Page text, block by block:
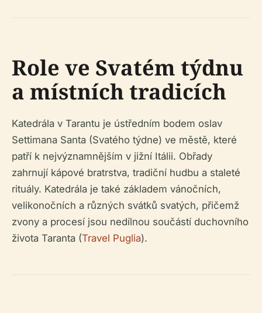
Role ve Svatém týdnu
a místních tradicích
Katedrála v Tarantu je ústředním bodem oslav
Settimana Santa (Svatého týdne) ve městě, které
patří k nejvýznamnějším v jižní Itálii. Obřady
zahrnují kápové bratrstva, tradiční hudbu a staleté
rituály. Katedrála je také základem vánočních,
velikonočních a různých svátků svatých, přičemž
zvony a procesí jsou nedílnou součástí duchovního
života Taranta (Travel Puglia).